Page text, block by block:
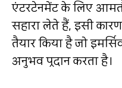
एंटरटेनमेंट के लिए
सहारा लेते हैं, इसी
तैयार किया है जो
अनुभव प्रदान करता है।